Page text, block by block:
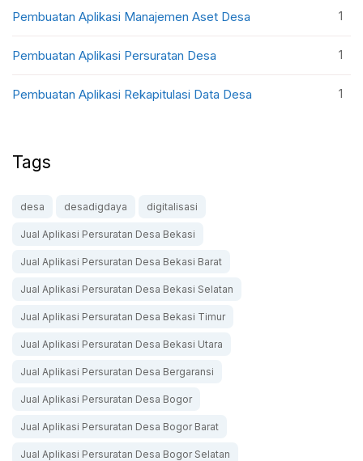
Pembuatan Aplikasi Manajemen Aset Desa 1
Pembuatan Aplikasi Persuratan Desa 1
Pembuatan Aplikasi Rekapitulasi Data Desa 1
Tags
desa desadigdaya digitalisasi
Jual Aplikasi Persuratan Desa Bekasi
Jual Aplikasi Persuratan Desa Bekasi Barat
Jual Aplikasi Persuratan Desa Bekasi Selatan
Jual Aplikasi Persuratan Desa Bekasi Timur
Jual Aplikasi Persuratan Desa Bekasi Utara
Jual Aplikasi Persuratan Desa Bergaransi
Jual Aplikasi Persuratan Desa Bogor
Jual Aplikasi Persuratan Desa Bogor Barat
Jual Aplikasi Persuratan Desa Bogor Selatan